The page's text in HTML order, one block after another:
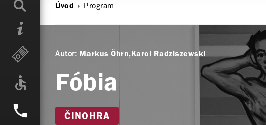
Úvod Program
Autor: Markus Öhrn Karol Radziszewski
Fóbia
ČINOHRA